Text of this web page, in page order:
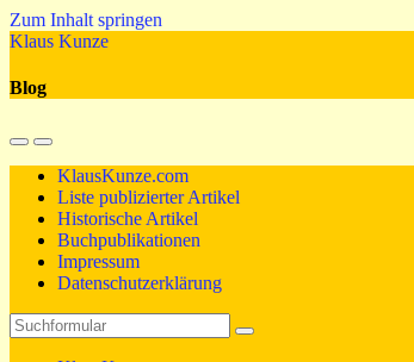
Zum Inhalt springen
Klaus Kunze
Blog
Mobil-
Menü
umschalten
Suchfeld
umschalten
KlausKunze.com
Liste publizierter Artikel
Historische Artikel
Buchpublikationen
Impressum
Datenschutzerklärung
Suchen